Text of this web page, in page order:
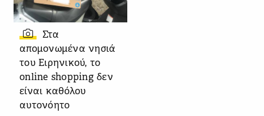
Στα
απομονωμένα νησιά
του Ειρηνικού, το
online shopping δεν
είναι καθόλου
αυτονόητο